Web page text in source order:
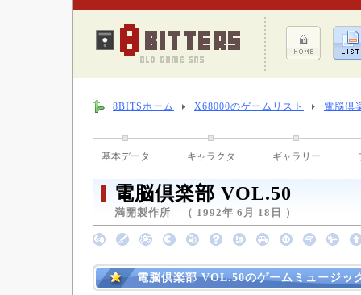
8BITSホーム X68000のゲームリスト 電脳倶
基本データ キャラクタ ギャラリー
電脳倶楽部 VOL.50
満開製作所 （ 1992年 6月 18日 ）
電脳倶楽部 VOL.50のゲームミュージッ